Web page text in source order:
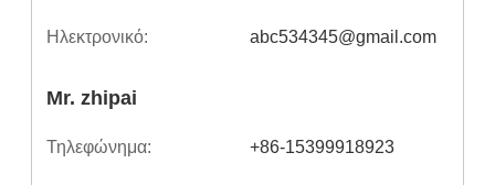
Ηλεκτρονικό: abc534345@gmail.com
Mr. zhipai
Τηλεφώνημα: +86-15399918923